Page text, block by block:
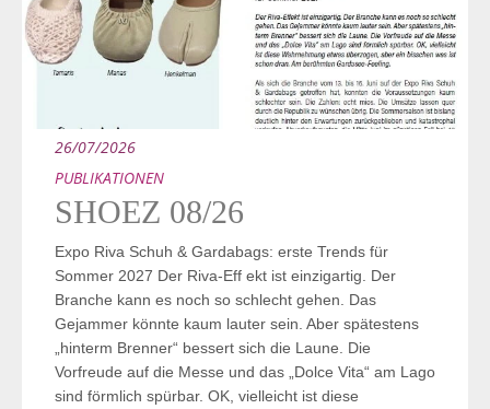
26/07/2026
PUBLIKATIONEN
SHOEZ 08/26
Expo Riva Schuh & Gardabags: erste Trends für
Sommer 2027 Der Riva-Eff ekt ist einzigartig. Der
Branche kann es noch so schlecht gehen. Das
Gejammer könnte kaum lauter sein. Aber spätestens
„hinterm Brenner“ bessert sich die Laune. Die
Vorfreude auf die Messe und das „Dolce Vita“ am Lago
sind förmlich spürbar. OK, vielleicht ist diese